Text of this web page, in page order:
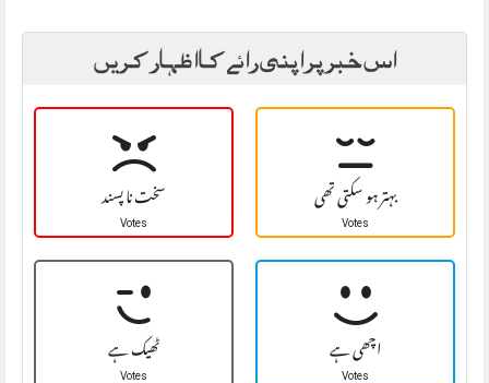
اس خبر پر اپنی رائے کا اظہار کریں
سخت نا پسند
Votes بہتر ہو سکتی تھی
Votes
ٹھیک ہے
Votes اچھی ہے
Votes